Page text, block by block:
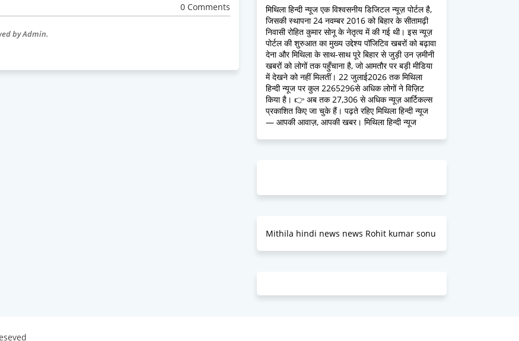
0 Comments
by Admin.
मिथिला हिन्दी न्यूज एक विश्वसनीय डिजिटल न्यूज़ पोर्टल है,
जिसकी स्थापना 24 नवम्बर 2016 को बिहार के सीतामढ़ी
निवासी रोहित कुमार सोनू के नेतृत्व में की गई थी। इस न्यूज़
पोर्टल की शुरुआत का मुख्य उद्देश्य पॉजिटिव खबरों को बढ़ावा
देना और मिथिला के साथ-साथ पूरे बिहार से जुड़ी उन ज़मीनी
खबरों को लोगों तक पहुँचाना है, जो आमतौर पर बड़ी मीडिया
में देखने को नहीं मिलतीं। 22 जुलाई2026 तक मिथिला
हिन्दी न्यूज पर कुल 2265296से अधिक लोगों ने विज़िट
किया है। 👉 अब तक 27,306 से अधिक न्यूज़ आर्टिकल्स
प्रकाशित किए जा चुके हैं। पढ़ते रहिए मिथिला हिन्दी न्यूज
— आपकी आवाज़, आपकी खबर। मिथिला हिन्दी न्यूज
Mithila hindi news news Rohit kumar sonu